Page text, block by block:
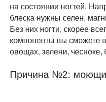
на состоянии ногтей.
блеска нужны селен,
Без них ногти, скорее
компоненты вы сможете
овощах, зелени, чесноке,
Причина №2: